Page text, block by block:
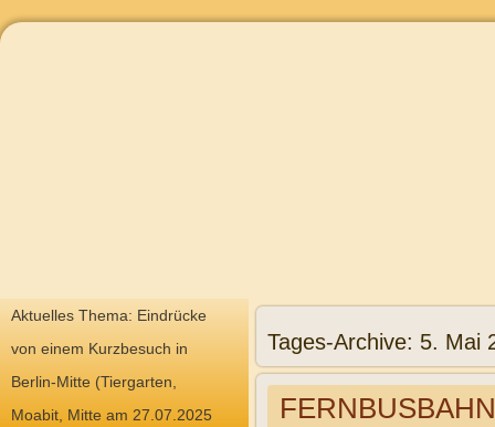
Aktuelles Thema: Eindrücke
von einem Kurzbesuch in
Berlin-Mitte (Tiergarten,
Moabit, Mitte am 27.07.2025
Tages-Archive: 5. Mai